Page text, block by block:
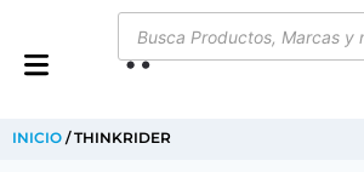
INICIO / THINKRIDER